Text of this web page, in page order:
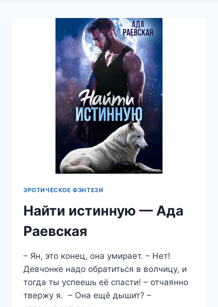
ЭРОТИЧЕСКОЕ ФЭНТЕЗИ
Найти истинную — Ада
Раевская
– Ян, это конец, она умирает. – Нет!
Девчонке надо обратиться в волчицу, и
тогда ты успеешь её спасти! – отчаянно
твержу я. – Она ещё дышит? –